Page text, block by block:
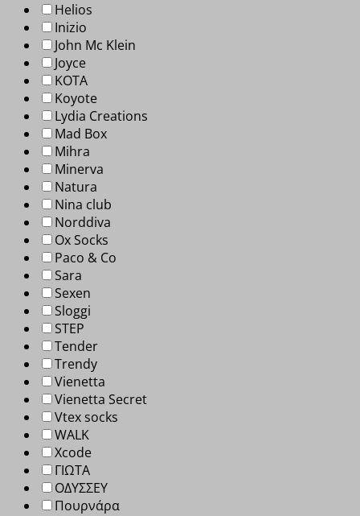
Helios
Inizio
John Mc Klein
Joyce
KOTA
Koyote
Lydia Creations
Mad Box
Mihra
Minerva
Natura
Nina club
Norddiva
Ox Socks
Paco & Co
Sara
Sexen
Sloggi
STEP
Tender
Trendy
Vienetta
Vienetta Secret
Vtex socks
WALK
Xcode
ΓΙΩΤΑ
ΟΔΥΣΣΕΥ
Πουρνάρα